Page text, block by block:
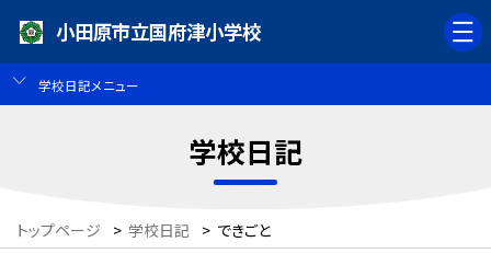
小田原市立国府津小学校
学校日記メニュー
学校日記
トップページ > 学校日記 > できごと